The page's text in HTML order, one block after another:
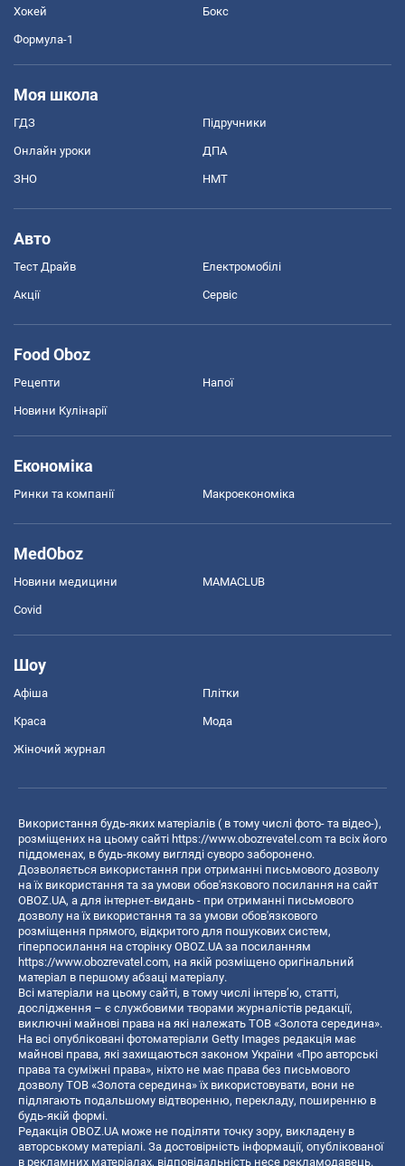
Хокей Бокс
Формула-1
Моя школа
ГДЗ Підручники
Онлайн уроки ДПА
ЗНО НМТ
Авто
Тест Драйв Електромобілі
Акції Сервіс
Food Oboz
Рецепти Напої
Новини Кулінарії
Економіка
Ринки та компанії Макроекономіка
MedOboz
Новини медицини MAMACLUB
Covid
Шоу
Афіша Плітки
Краса Мода
Жіночий журнал
Використання будь-яких матеріалів ( в тому числі фото- та відео-),
розміщених на цьому сайті https://www.obozrevatel.com та всіх його
піддоменах, в будь-якому вигляді суворо заборонено.
Дозволяється використання при отриманні письмового дозволу
на їх використання та за умови обов'язкового посилання на сайт
OBOZ.UA, а для інтернет-видань - при отриманні письмового
дозволу на їх використання та за умови обов'язкового
розміщення прямого, відкритого для пошукових систем,
гіперпосилання на сторінку OBOZ.UA за посиланням
https://www.obozrevatel.com, на якій розміщено оригінальний
матеріал в першому абзаці матеріалу.
Всі матеріали на цьому сайті, в тому числі інтерв’ю, статті,
дослідження – є службовими творами журналістів редакції,
виключні майнові права на які належать ТОВ «Золота середина».
На всі опубліковані фотоматеріали Getty Images редакція має
майнові права, які захищаються законом України «Про авторські
права та суміжні права», ніхто не має права без письмового
дозволу ТОВ «Золота середина» їх використовувати, вони не
підлягають подальшому відтворенню, перекладу, поширенню в
будь-якій формі.
Редакція OBOZ.UA може не поділяти точку зору, викладену в
авторському матеріалі. За достовірність інформації, опублікованої
в рекламних матеріалах, відповідальність несе рекламодавець.